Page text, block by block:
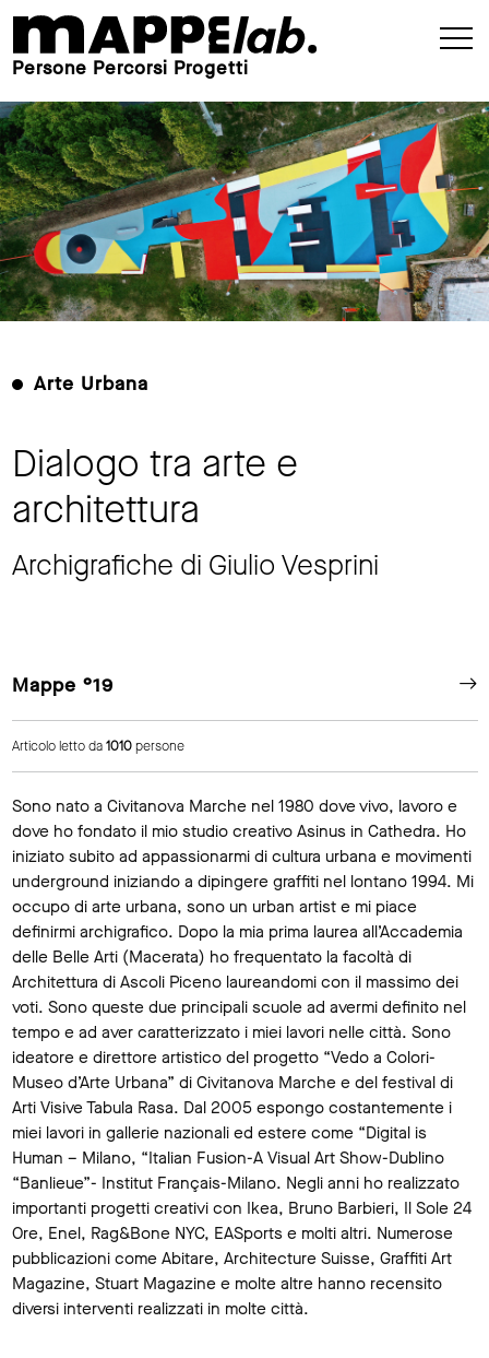
Persone Percorsi Progetti
Arte Urbana
Dialogo tra arte e
architettura
Archigrafiche di Giulio Vesprini
Mappe °19
Articolo letto da1010persone
Sono nato a Civitanova Marche nel 1980 dove vivo, lavoro e
dove ho fondato il mio studio creativo Asinus in Cathedra. Ho
iniziato subito ad appassionarmi di cultura urbana e movimenti
underground iniziando a dipingere graffiti nel lontano 1994. Mi
occupo di arte urbana, sono un urban artist e mi piace
definirmi archigrafico. Dopo la mia prima laurea all’Accademia
delle Belle Arti (Macerata) ho frequentato la facoltà di
Architettura di Ascoli Piceno laureandomi con il massimo dei
voti. Sono queste due principali scuole ad avermi definito nel
tempo e ad aver caratterizzato i miei lavori nelle città. Sono
ideatore e direttore artistico del progetto “Vedo a Colori-
Museo d’Arte Urbana” di Civitanova Marche e del festival di
Arti Visive Tabula Rasa. Dal 2005 espongo costantemente i
miei lavori in gallerie nazionali ed estere come “Digital is
Human – Milano, “Italian Fusion-A Visual Art Show-Dublino
“Banlieue”- Institut Français-Milano. Negli anni ho realizzato
importanti progetti creativi con Ikea, Bruno Barbieri, Il Sole 24
Ore, Enel, Rag&Bone NYC, EASports e molti altri. Numerose
pubblicazioni come Abitare, Architecture Suisse, Graffiti Art
Magazine, Stuart Magazine e molte altre hanno recensito
diversi interventi realizzati in molte città.